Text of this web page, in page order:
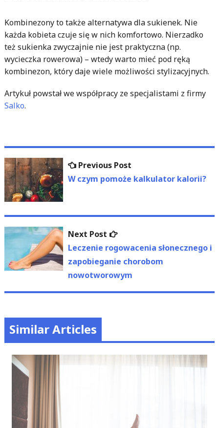
Kombinezony to także alternatywa dla sukienek. Nie
każda kobieta czuje się w nich komfortowo. Nierzadko
też sukienka zwyczajnie nie jest praktyczna (np.
wycieczka rowerowa) – wtedy warto mieć pod ręką
kombinezon, który daje wiele możliwości stylizacyjnych.
Artykuł powstał we współpracy ze specjalistami z firmy
Salko.
Nawigacja
wpisu
Previous PostPrevious
post:
W czym pomoże kalkulator kalorii?
Next Post
Next
post:
Leczenie rogowacenia słonecznego i
zapobieganie chorobom
nowotworowym
Similar Articles